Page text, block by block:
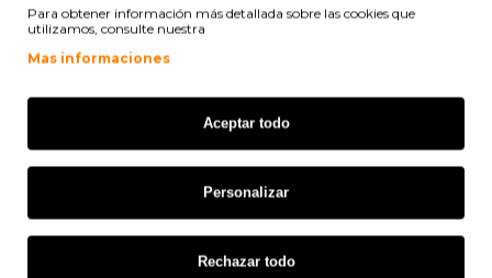
Lanier 2138 CMF
NRG DSC 38 U
Rex Rotary DSC 38 MF
Para obtener información más detallada sobre las cookies que
utilizamos, consulte nuestra
Mas informaciones
Aceptar todo
Personalizar
Rechazar todo